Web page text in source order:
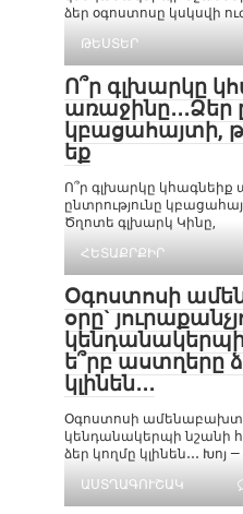
ձեր օգոստոսը կսկսվի
ԹԵՍՏԵՐ
Ո՞ր գլխարկը
առաջինը․․․Ձեր
կբացահայտի,
եք
Ո՞ր գլխարկը կհագնեիք
ընտրությունը
Ծղոտե գլխարկ Կինը,
ՀԵՏԱՔՐՔԻՐ
Օգոստոսի
օրը`
ե՞րբ աստղերը
կլինեն․․․
Օգոստոսի
կենդանակերպի նշանի
ձեր կողմը կլինեն․․․ Խոյ —
ԱՍՏՂԱԳՈՒՇԱԿ